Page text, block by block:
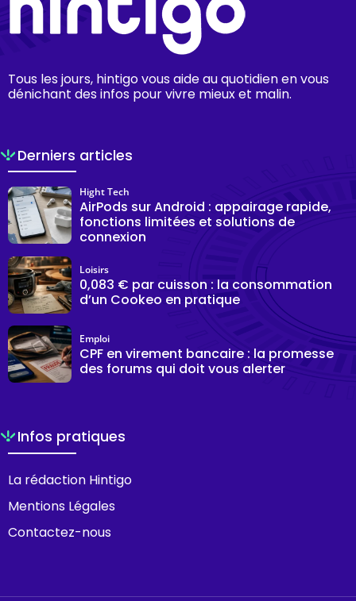
Tous les jours, hintigo vous aide au quotidien en vous
dénichant des infos pour vivre mieux et malin.
Derniers articles
AirPods sur Android : appairage rapide,
fonctions limitées et solutions de
connexion
Hight Tech
0,083 € par cuisson : la consommation
d’un Cookeo en pratique
Loisirs
CPF en virement bancaire : la promesse
des forums qui doit vous alerter
Emploi
Infos pratiques
La rédaction Hintigo
Mentions Légales
Contactez-nous